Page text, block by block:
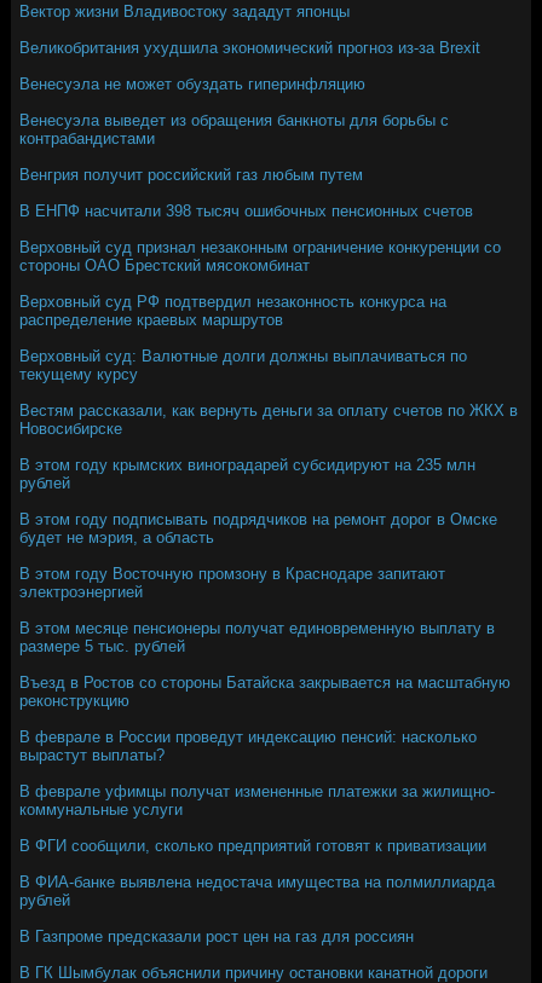
Вектор жизни Владивостоку зададут японцы
Великобритания ухудшила экономический прогноз из-за Brexit
Венесуэла не может обуздать гиперинфляцию
Венесуэла выведет из обращения банкноты для борьбы с
контрабандистами
Венгрия получит российский газ любым путем
В ЕНПФ насчитали 398 тысяч ошибочных пенсионных счетов
Верховный суд признал незаконным ограничение конкуренции со
стороны ОАО Брестский мясокомбинат
Верховный суд РФ подтвердил незаконность конкурса на
распределение краевых маршрутов
Верховный суд: Валютные долги должны выплачиваться по
текущему курсу
Вестям рассказали, как вернуть деньги за оплату счетов по ЖКХ в
Новосибирске
В этом году крымских виноградарей субсидируют на 235 млн
рублей
В этом году подписывать подрядчиков на ремонт дорог в Омске
будет не мэрия, а область
В этом году Восточную промзону в Краснодаре запитают
электроэнергией
В этом месяце пенсионеры получат единовременную выплату в
размере 5 тыс. рублей
Въезд в Ростов со стороны Батайска закрывается на масштабную
реконструкцию
В феврале в России проведут индексацию пенсий: насколько
вырастут выплаты?
В феврале уфимцы получат измененные платежки за жилищно-
коммунальные услуги
В ФГИ сообщили, сколько предприятий готовят к приватизации
В ФИА-банке выявлена недостача имущества на полмиллиарда
рублей
В Газпроме предсказали рост цен на газ для россиян
В ГК Шымбулак объяснили причину остановки канатной дороги